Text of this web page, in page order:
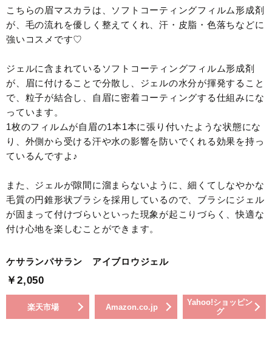
こちらの眉マスカラは、ソフトコーティングフィルム形成剤
が、毛の流れを優しく整えてくれ、汗・皮脂・色落ちなどに
強いコスメです♡
ジェルに含まれているソフトコーティングフィルム形成剤
が、眉に付けることで分散し、ジェルの水分が揮発すること
で、粒子が結合し、自眉に密着コーティングする仕組みにな
っています。
1枚のフィルムが自眉の1本1本に張り付いたような状態にな
り、外側から受ける汗や水の影響を防いでくれる効果を持っ
ているんですよ♪
また、ジェルが隙間に溜まらないように、細くてしなやかな
毛質の円錐形状ブラシを採用しているので、ブラシにジェル
が固まって付けづらいといった現象が起こりづらく、快適な
付け心地を楽しむことができます。
ケサランパサラン アイブロウジェル
￥2,050
楽天市場 Amazon.co.jp
Yahoo!ショッピン
グ